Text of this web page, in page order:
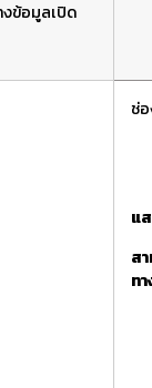
ข้อมูลเปิด
ช่
แ
ส
ท